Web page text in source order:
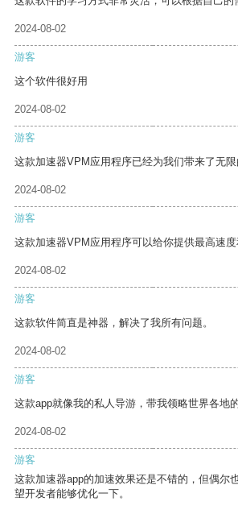
2024-08-02
游客
这个软件很好用
2024-08-02
游客
这款加速器VPM应用程序已经为我们带来了无限
2024-08-02
游客
这款加速器VPM应用程序可以给你提供最高速度
2024-08-02
游客
这款软件简直是神器，解决了我所有问题。
2024-08-02
游客
这款app就像我的私人导游，带我领略世界各地的
2024-08-02
游客
这款加速器app的加速效果还是不错的，但偶尔
望开发者能够优化一下。